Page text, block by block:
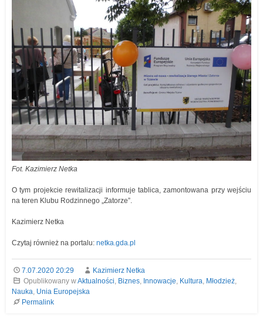
Fot. Kazimierz Netka
O tym projekcie rewitalizacji informuje tablica, zamontowana przy wejściu
na teren Klubu Rodzinnego „Zatorze”.
Kazimierz Netka
Czytaj również na portalu: netka.gda.pl
7.07.2020 20:29
Kazimierz Netka
Opublikowany wAktualności, Biznes, Innowacje, Kultura, Młodzież,
Nauka, Unia Europejska
Permalink